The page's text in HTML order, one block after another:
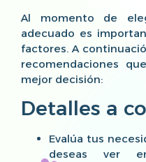
Al momento de
adecuado es
factores. A
recomendaciones
mejor decisión:
Detalles a
Evalúa tus
deseas ver